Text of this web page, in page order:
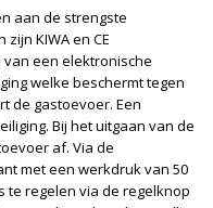
aan de strengste
KIWA en CE
een elektronische
welke beschermt tegen
de gastoevoer. Een
Bij het uitgaan van de
af. Via de
met een werkdruk van 50
te regelen via de regelknop